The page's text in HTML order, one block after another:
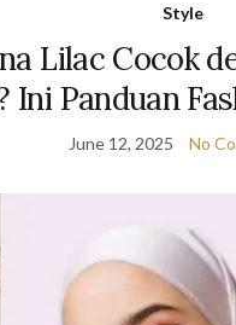
Style
Lilac Cocok
Ini Panduan
June 12, 2025 No